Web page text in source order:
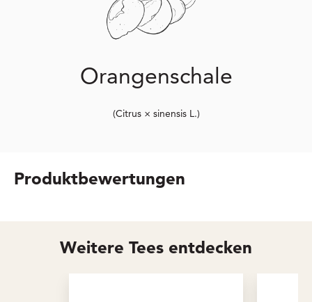
Orangenschale
(Citrus × sinensis L.)
Produktbewertungen
Weitere Tees entdecken